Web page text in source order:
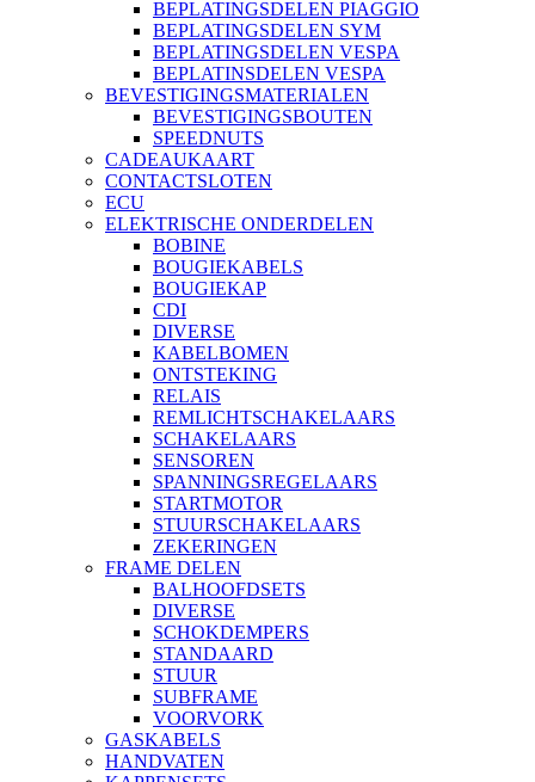
BEPLATINGSDELEN PIAGGIO
BEPLATINGSDELEN SYM
BEPLATINGSDELEN VESPA
BEPLATINSDELEN VESPA
BEVESTIGINGSMATERIALEN
BEVESTIGINGSBOUTEN
SPEEDNUTS
CADEAUKAART
CONTACTSLOTEN
ECU
ELEKTRISCHE ONDERDELEN
BOBINE
BOUGIEKABELS
BOUGIEKAP
CDI
DIVERSE
KABELBOMEN
ONTSTEKING
RELAIS
REMLICHTSCHAKELAARS
SCHAKELAARS
SENSOREN
SPANNINGSREGELAARS
STARTMOTOR
STUURSCHAKELAARS
ZEKERINGEN
FRAME DELEN
BALHOOFDSETS
DIVERSE
SCHOKDEMPERS
STANDAARD
STUUR
SUBFRAME
VOORVORK
GASKABELS
HANDVATEN